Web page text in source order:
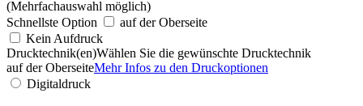
(Mehrfachauswahl möglich)
Schnellste Option
auf der Oberseite
Kein Aufdruck
Drucktechnik(en)Wählen Sie die gewünschte Drucktechnik
auf der OberseiteMehr Infos zu den Druckoptionen
Digitaldruck